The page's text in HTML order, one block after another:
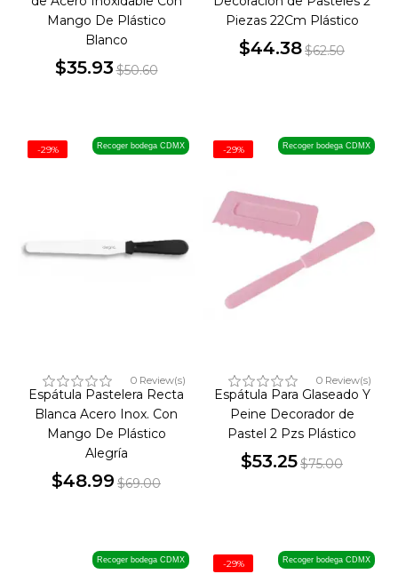
Mango De Plástico
Blanco
$35.93$50.60
Piezas 22Cm Plástico
$44.38$62.50
Recoger bodega CDMX
0 Review(s)
Espátula Pastelera Recta
Blanca Acero Inox. Con
Mango De Plástico
Alegría
$48.99 $69.00
-29% Recoger bodega CDMX
0 Review(s)
Espátula Para Glaseado Y
Peine Decorador de
Pastel 2 Pzs Plástico
$53.25$75.00
-29%
Recoger bodega CDMX Recoger bodega CDMX
-29%